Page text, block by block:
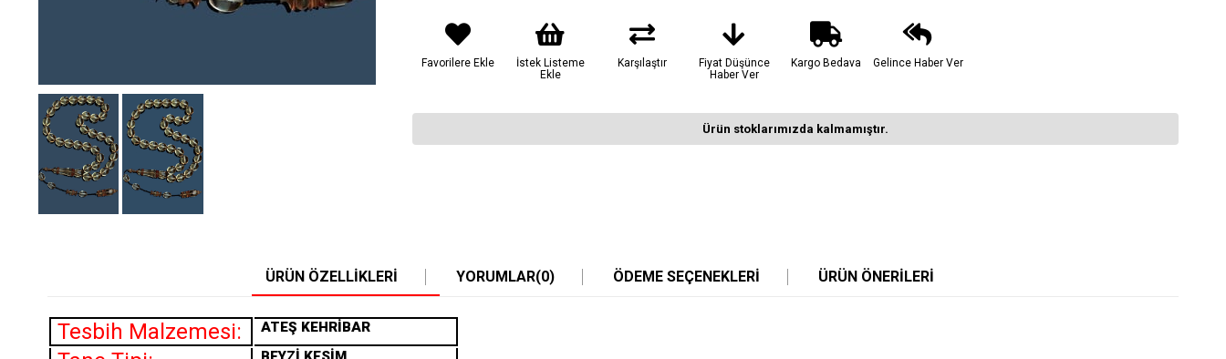
Favorilere Ekle
İstek Listeme
Ekle
Karşılaştır
Fiyat Düşünce
Haber Ver
Kargo Bedava Gelince Haber Ver
Ürün stoklarımızda kalmamıştır.
ÜRÜN ÖZELLIKLERI YORUMLAR(0) ÖDEME SEÇENEKLERI ÜRÜN ÖNERILERI
Tesbih Malzemesi: ATEŞ KEHRİBAR